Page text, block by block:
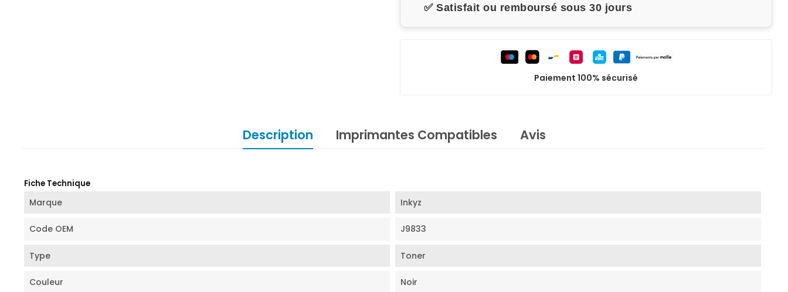
✅ Satisfait ou remboursé sous 30 jours
Paiement 100% sécurisé
Description Imprimantes Compatibles Avis
Fiche Technique
Marque Inkyz
Code OEM J9833
Type Toner
Couleur Noir